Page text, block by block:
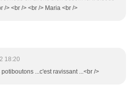
/> <br /> <br /> Maria <br />
18:20
...c'est ravissant ...<br />